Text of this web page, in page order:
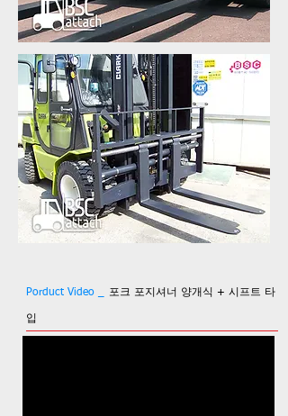
Porduct Video _ 포크 포지셔너 양개식 + 시프트 타
입​​​​​​​